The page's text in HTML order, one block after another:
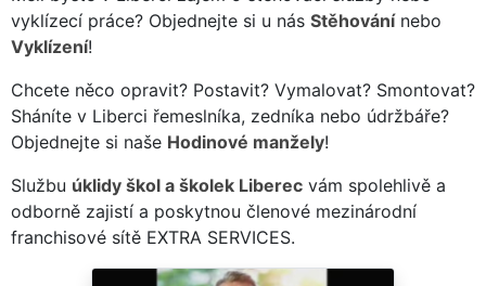
vyklízecí práce? Objednejte si u nás Stěhovánínebo
Vyklízení!
Chcete něco opravit? Postavit? Vymalovat? Smontovat?
Sháníte v Liberci řemeslníka, zedníka nebo údržbáře?
Objednejte si naše Hodinové manžely!
Službu úklidy škol a školek Liberec vám spolehlivě a
odborně zajistí a poskytnou členové mezinárodní
franchisové sítě EXTRA SERVICES.